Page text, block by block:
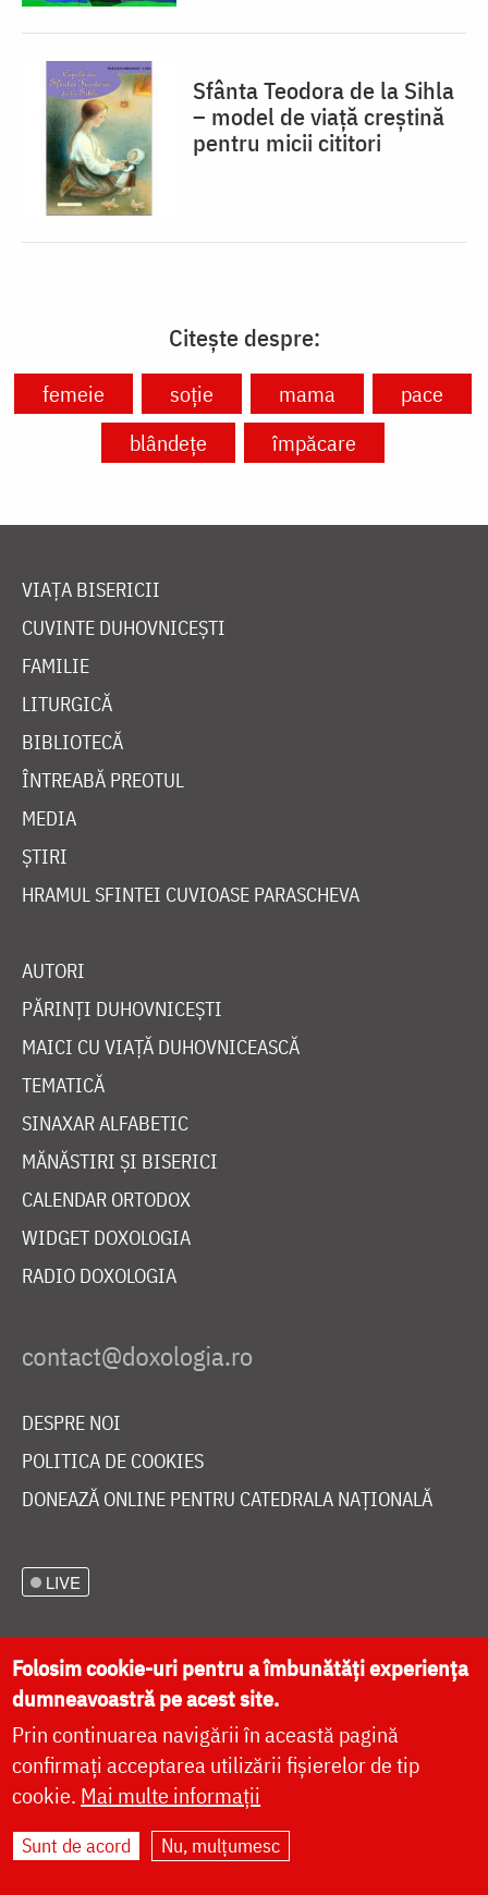
Sfânta Teodora de la Sihla
– model de viaţă creştină
pentru micii cititori
Citește despre:
femeie soție mama
pace
blândețe
împăcare
VIAȚA BISERICII
CUVINTE DUHOVNICEȘTI
FAMILIE
LITURGICĂ
BIBLIOTECĂ
ÎNTREABĂ PREOTUL
MEDIA
ȘTIRI
HRAMUL SFINTEI CUVIOASE PARASCHEVA
AUTORI
PĂRINȚI DUHOVNICEȘTI
MAICI CU VIAȚĂ DUHOVNICEASCĂ
TEMATICĂ
SINAXAR ALFABETIC
MĂNĂSTIRI ȘI BISERICI
CALENDAR ORTODOX
WIDGET DOXOLOGIA
RADIO DOXOLOGIA
DESPRE NOI
POLITICA DE COOKIES
DONEAZĂ ONLINE PENTRU CATEDRALA NAȚIONALĂ
LIVE
Site dezvoltat deDOXOLOGIA MEDIA
Arhiepiscopia Iașilor | ©
Folosim cookie-uri pentru a îmbunătăți experiența
dumneavoastră pe acest site.
Prin continuarea navigării în această pagină
confirmați acceptarea utilizării fișierelor de tip
cookie. Mai multe informații
Sunt de acord Nu, mulțumesc